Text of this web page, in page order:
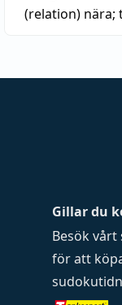
(relation) nära;
Gillar du
Besök
för att